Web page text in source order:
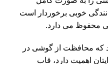
خوبی برخوردار است
محفوظ می دارد.
که محافظت از گوشی در
اهمیت دارد، قاب